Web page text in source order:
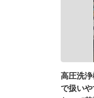
高圧洗
で扱い